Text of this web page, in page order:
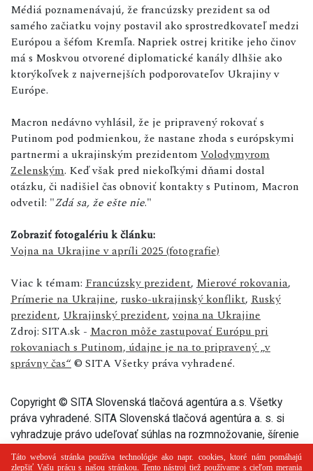
Médiá poznamenávajú, že francúzsky prezident sa od
samého začiatku vojny postavil ako sprostredkovateľ medzi
Európou a šéfom Kremľa. Napriek ostrej kritike jeho činov
má s Moskvou otvorené diplomatické kanály dlhšie ako
ktorýkoľvek z najvernejších podporovateľov Ukrajiny v
Európe.
Macron nedávno vyhlásil, že je pripravený rokovať s
Putinom pod podmienkou, že nastane zhoda s európskymi
partnermi a ukrajinským prezidentom Volodymyrom
Zelenským. Keď však pred niekoľkými dňami dostal
otázku, či nadišiel čas obnoviť kontakty s Putinom, Macron
odvetil: "Zdá sa, že ešte nie."
Zobraziť fotogalériu k článku:
Vojna na Ukrajine v apríli 2025 (fotografie)
Viac k témam: Francúzsky prezident, Mierové rokovania,
Prímerie na Ukrajine, rusko-ukrajinský konflikt, Ruský
prezident, Ukrajinský prezident,vojna na Ukrajine
Zdroj: SITA.sk - Macron môže zastupovať Európu pri
rokovaniach s Putinom, údajne je na to pripravený „v
správny čas“ © SITA Všetky práva vyhradené.
Copyright © SITA Slovenská tlačová agentúra a.s. Všetky
práva vyhradené. SITA Slovenská tlačová agentúra a. s. si
vyhradzuje právo udeľovať súhlas na rozmnožovanie, šírenie